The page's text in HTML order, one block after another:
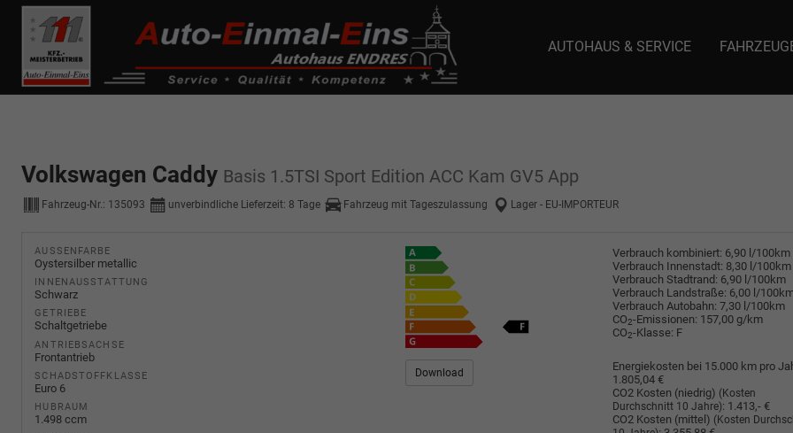
------------ Host Name : selector1._domainkey Points to address or value: selector1-aee-de0k._domainkey.autoeinmaleins.onmicrosoft.com Host
de0k._domainkey.autoeinmaleins.onmicrosoft.com
AUTOHAUS & SERVICE
Volkswagen Caddy Basis 1.5TSI Sport Edition ACC Kam GV5 App
Fahrzeug-Nr.: 135093 unverbindliche Lieferzeit: 8 Tage Fahrzeug mit Tageszulassung Lager - EU-IMPORTEUR
AUSSENFARBE
Oystersilber metallic
INNENAUSSTATTUNG
Schwarz
GETRIEBE
Schaltgetriebe
ANTRIEBSACHSE
Frontantrieb
SCHADSTOFFKLASSE
Euro 6
HUBRAUM
1.498 ccm
Verbrauch kombiniert: 6,90 l/100km
Verbrauch Innenstadt: 8,30 l/100km
Verbrauch Stadtrand: 6,90 l/100km
Verbrauch Landstraße: 6,00 l/
Verbrauch Autobahn: 7,30 l/100km
CO2-Emissionen: 157,00 g/km
CO2-Klasse: F
Download
Energiekosten bei 15.000 km pro
1.805,04 €
CO2 Kosten (niedrig) (Kosten
Durchschnitt 10 Jahre): 1.413,- €
CO2 Kosten (mittel) (Kosten